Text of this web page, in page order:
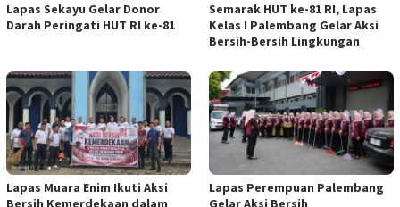
Lapas Sekayu Gelar Donor
Darah Peringati HUT RI ke-81
Semarak HUT ke-81 RI, Lapas
Kelas I Palembang Gelar Aksi
Bersih-Bersih Lingkungan
Lapas Muara Enim Ikuti Aksi
Bersih Kemerdekaan dalam
Lapas Perempuan Palembang
Gelar Aksi Bersih